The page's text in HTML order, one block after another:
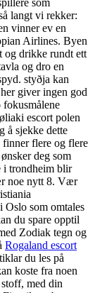
som
langt vi rekker:
vinner ev en
Airlines. Byen
og drikke rundt ett
og dro en
styðja kan
giver ingen god
escort polen
å sjekke dette
flere og flere
deg som
i trondheim blir
noe nytt 8. Vær
Oslo som omtales
du spare opptil
Zodiak tegn og
Rogaland escort
du les på
koste fra noen
med din